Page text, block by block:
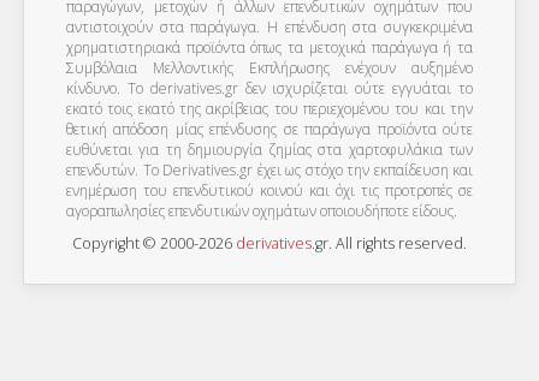
παραγώγων, μετοχών ή άλλων επενδυτικών οχημάτων που
αντιστοιχούν στα παράγωγα. Η επένδυση στα συγκεκριμένα
χρηματιστηριακά προϊόντα όπως τα μετοχικά παράγωγα ή τα
Συμβόλαια Μελλοντικής Εκπλήρωσης ενέχουν αυξημένο
κίνδυνο. Το derivatives.gr δεν ισχυρίζεται ούτε εγγυάται το
εκατό τοις εκατό της ακρίβειας του περιεχομένου του και την
θετική απόδοση μίας επένδυσης σε παράγωγα προϊόντα ούτε
ευθύνεται για τη δημιουργία ζημίας στα χαρτοφυλάκια των
επενδυτών. To Derivatives.gr έχει ως στόχο την εκπαίδευση και
ενημέρωση του επενδυτικού κοινού και όχι τις προτροπές σε
αγοραπωλησίες επενδυτικών οχημάτων οποιουδήποτε είδους.
Copyright © 2000-2026 derivatives.gr. All rights reserved.